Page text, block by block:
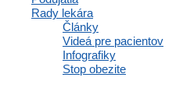
Rady lekára
Články
Videá pre pacientov
Infografiky
Stop obezite
Prekonferencia v Istanbule bola
zúčastnila. Celkovo ide o 12....